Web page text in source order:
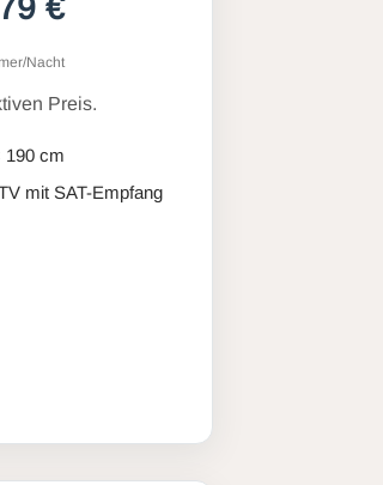
79 €
Nacht
Preis.
190 cm
mit SAT-Empfang